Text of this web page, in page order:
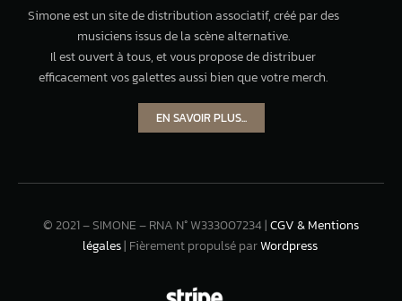
Simone est un site de distribution associatif, créé par des
musiciens issus de la scène alternative.
Il est ouvert à tous, et vous propose de distribuer
efficacement vos galettes aussi bien que votre merch.
EN SAVOIR PLUS...
© 2021 – SIMONE – RNA N° W333007234 |CGV & Mentions
légales| Fièrement propulsé parWordpress